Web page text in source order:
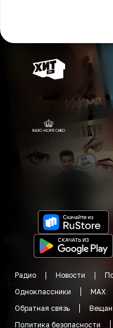
Радио Новости
Одноклассники
MAX
Обратная связь
Политика безопасности